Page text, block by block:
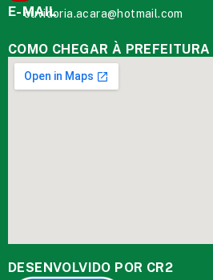
E-MAIL
ouvidoria.acara@hotmail.com
COMO CHEGAR À PREFEITURA
DESENVOLVIDO POR CR2